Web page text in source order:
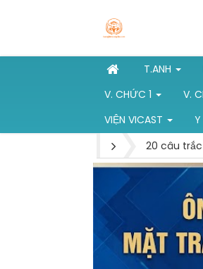
T.ANH
V. CHỨC 1
V.
VIỆN VICAST
20 câu